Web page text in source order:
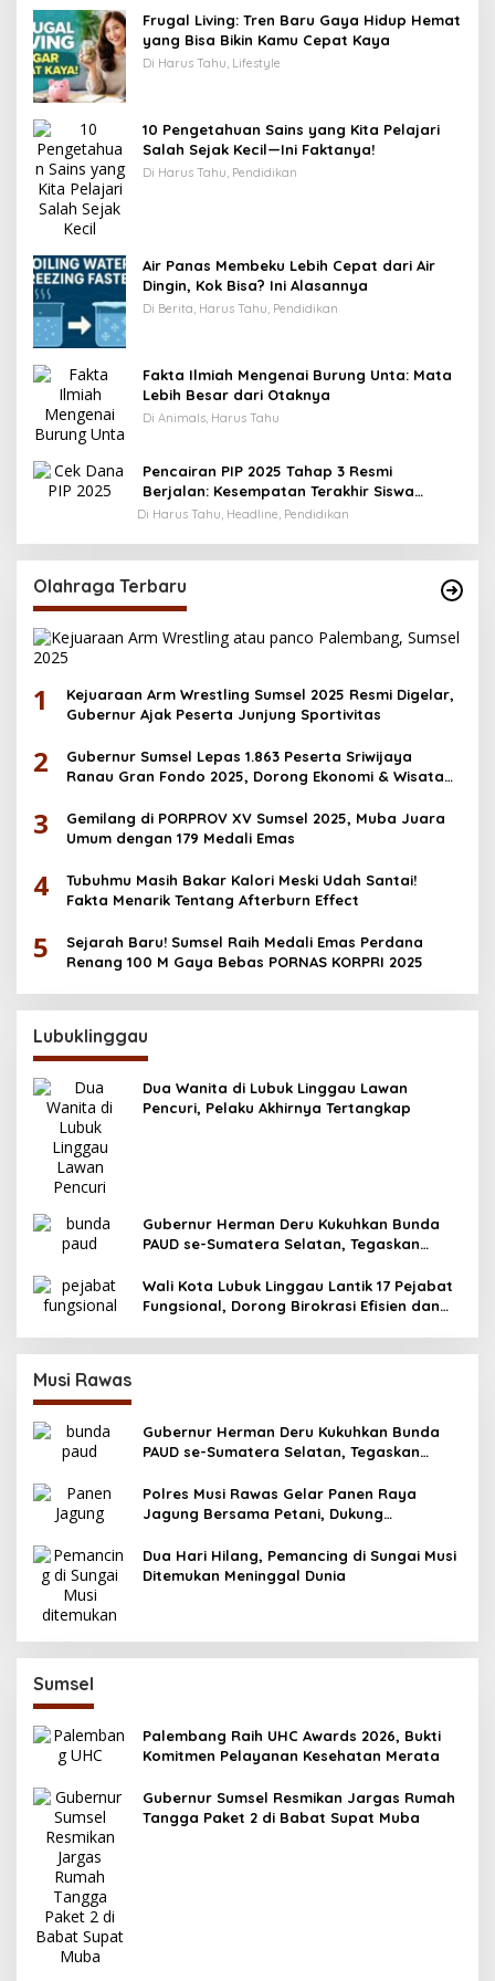
Frugal Living: Tren Baru Gaya Hidup Hemat
yang Bisa Bikin Kamu Cepat Kaya
Di Harus Tahu, Lifestyle
10 Pengetahuan Sains yang Kita Pelajari
Salah Sejak Kecil—Ini Faktanya!
Di Harus Tahu, Pendidikan
Air Panas Membeku Lebih Cepat dari Air
Dingin, Kok Bisa? Ini Alasannya
Di Berita, Harus Tahu, Pendidikan
Fakta Ilmiah Mengenai Burung Unta: Mata
Lebih Besar dari Otaknya
Di Animals, Harus Tahu
Pencairan PIP 2025 Tahap 3 Resmi
Berjalan: Kesempatan Terakhir Siswa
Menerima Bantuan Pendidikan hingga
Di Harus Tahu, Headline, Pendidikan
Olahraga Terbaru
1
Kejuaraan Arm Wrestling Sumsel 2025 Resmi Digelar,
Gubernur Ajak Peserta Junjung Sportivitas
2
Gubernur Sumsel Lepas 1.863 Peserta Sriwijaya
Ranau Gran Fondo 2025, Dorong Ekonomi & Wisata
3
Gemilang di PORPROV XV Sumsel 2025, Muba Juara
Umum dengan 179 Medali Emas
4
Tubuhmu Masih Bakar Kalori Meski Udah Santai!
Fakta Menarik Tentang Afterburn Effect
5
Sejarah Baru! Sumsel Raih Medali Emas Perdana
Renang 100 M Gaya Bebas PORNAS KORPRI 2025
Lubuklinggau
Dua Wanita di Lubuk Linggau Lawan
Pencuri, Pelaku Akhirnya Tertangkap
Gubernur Herman Deru Kukuhkan Bunda
PAUD se-Sumatera Selatan, Tegaskan
Wali Kota Lubuk Linggau Lantik 17 Pejabat
Fungsional, Dorong Birokrasi Efisien dan
Musi Rawas
Gubernur Herman Deru Kukuhkan Bunda
PAUD se-Sumatera Selatan, Tegaskan
Polres Musi Rawas Gelar Panen Raya
Jagung Bersama Petani, Dukung
Dua Hari Hilang, Pemancing di Sungai Musi
Ditemukan Meninggal Dunia
Sumsel
Palembang Raih UHC Awards 2026, Bukti
Komitmen Pelayanan Kesehatan Merata
Gubernur Sumsel Resmikan Jargas Rumah
Tangga Paket 2 di Babat Supat Muba